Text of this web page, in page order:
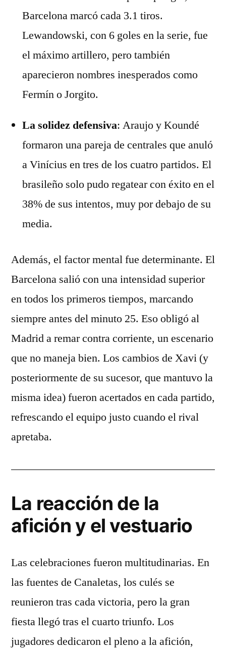
Barcelona marcó cada 3.1 tiros.
Lewandowski, con 6 goles en la serie, fue
el máximo artillero, pero también
aparecieron nombres inesperados como
Fermín o Jorgito.
La solidez defensiva: Araujo y Koundé
formaron una pareja de centrales que anuló
a Vinícius en tres de los cuatro partidos. El
brasileño solo pudo regatear con éxito en el
38% de sus intentos, muy por debajo de su
media.
Además, el factor mental fue determinante. El
Barcelona salió con una intensidad superior
en todos los primeros tiempos, marcando
siempre antes del minuto 25. Eso obligó al
Madrid a remar contra corriente, un escenario
que no maneja bien. Los cambios de Xavi (y
posteriormente de su sucesor, que mantuvo la
misma idea) fueron acertados en cada partido,
refrescando el equipo justo cuando el rival
apretaba.
La reacción de la
afición y el vestuario
Las celebraciones fueron multitudinarias. En
las fuentes de Canaletas, los culés se
reunieron tras cada victoria, pero la gran
fiesta llegó tras el cuarto triunfo. Los
jugadores dedicaron el pleno a la afición,